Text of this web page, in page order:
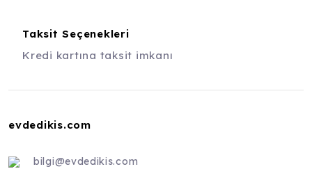
Taksit Seçenekleri
Kredi kartına taksit imkanı
evdedikis.com
bilgi@evdedikis.com